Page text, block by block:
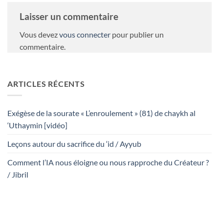
Laisser un commentaire
Vous devezvous connecter pour publier un
commentaire.
ARTICLES RÉCENTS
Exégèse de la sourate « L’enroulement » (81) de chaykh al
‘Uthaymin [vidéo]
Leçons autour du sacrifice du ‘id / Ayyub
Comment l’IA nous éloigne ou nous rapproche du Créateur ?
/ Jibril